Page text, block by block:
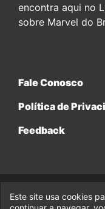
encontra aqui no
sobre Marvel do
Fale Conosco
Política de
Feedback
© 2017-2026
Este site usa cookies